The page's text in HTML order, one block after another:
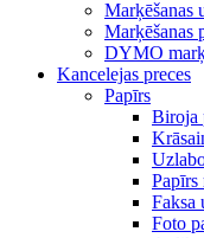
Marķēšanas
Marķēšanas
DYMO
Kancelejas preces
Papīrs
Biroja
Papīrs
Faksa
Foto